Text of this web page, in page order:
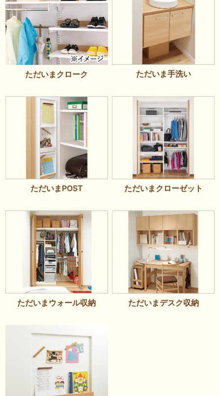
ただいまクローク ただいま手洗い
ただいまPOST ただいまクローゼット
ただいまウォール収納 ただいまデスク収納